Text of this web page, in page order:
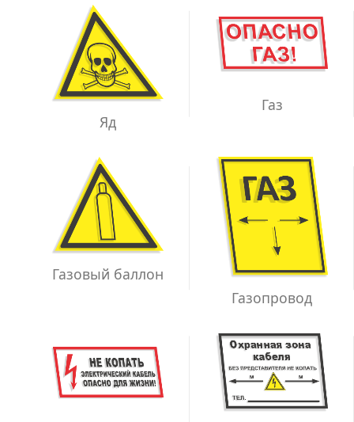
Яд
Газ
Газовый баллон
Газопровод